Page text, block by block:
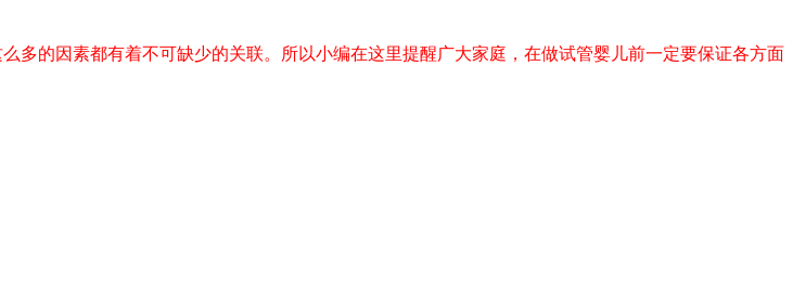
多的因素都有着不可缺少的关联。所以小编在这里提醒广大家庭，在做试管婴儿前一定要保证各方面